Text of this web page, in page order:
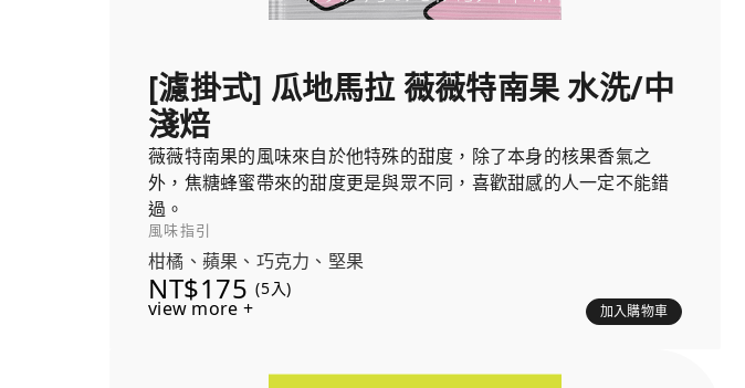
[濾掛式] 瓜地馬拉 薇薇特南果 水洗/中
淺焙
薇薇特南果的風味來自於他特殊的甜度，除了本身的核果香氣之
外，焦糖蜂蜜帶來的甜度更是與眾不同，喜歡甜感的人一定不能錯
過。
風味指引
柑橘、蘋果、巧克力、堅果
NT$175 (5入)
view more + 加入購物車